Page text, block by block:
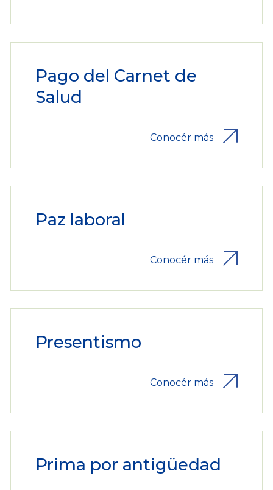
Pago del Carnet de
Salud
Conocér más
Paz laboral
Conocér más
Presentismo
Conocér más
Prima por antigüedad